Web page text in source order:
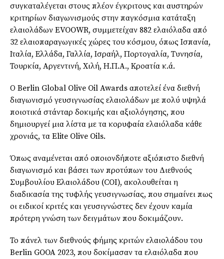
συγκαταλέγεται στους πλέον έγκριτους και αυστηρών
κριτηρίων διαγωνισμούς στην παγκόσμια κατάταξη
ελαιολάδων EVOOWR, συμμετείχαν 882 ελαιόλαδα από
32 ελαιοπαραγωγικές χώρες του κόσμου, όπως Ισπανία,
Ιταλία, Ελλάδα, Γαλλία, Ισραήλ, Πορτογαλία, Τυνησία,
Τουρκία, Αργεντινή, Χιλή, Η.Π.Α., Κροατία κ.ά.
Ο Berlin Global Olive Oil Awards αποτελεί ένα διεθνή
διαγωνισμό γευσιγνωσίας ελαιολάδων με πολύ υψηλά
ποιοτικά στάνταρ δοκιμής και αξιολόγησης, που
δημιουργεί μια λίστα με τα κορυφαία ελαιόλαδα κάθε
χρονιάς, τα Elite Olive Oils.
Όπως αναμένεται από οποιονδήποτε αξιόπιστο διεθνή
διαγωνισμό και βάσει των προτύπων του Διεθνούς
Συμβουλίου Ελαιολάδου (COI), ακολουθείται η
διαδικασία της τυφλής γευσιγνωσίας, που σημαίνει πως
οι ειδικοί κριτές και γευσιγνώστες δεν έχουν καμία
πρότερη γνώση των δειγμάτων που δοκιμάζουν.
Το πάνελ των διεθνούς φήμης κριτών ελαιολάδου του
Berlin GOOA 2023, που δοκίμασαν τα ελαιόλαδα που